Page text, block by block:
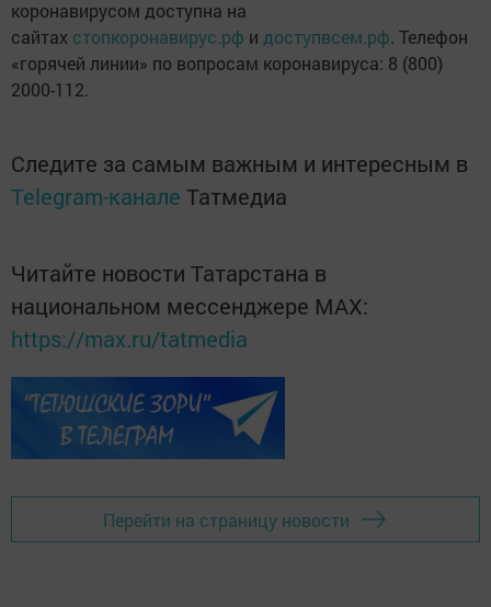
коронавирусом доступна на
сайтах стопкоронавирус.рф и доступвсем.рф. Телефон
«горячей линии» по вопросам коронавируса: 8 (800)
2000-112.
Следите за самым важным и интересным в
Telegram-канале Татмедиа
Читайте новости Татарстана в
национальном мессенджере MАХ:
https://max.ru/tatmedia
Перейти на страницу новости